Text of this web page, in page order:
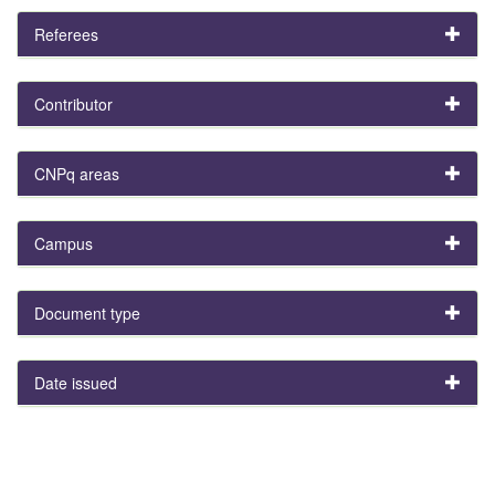
Referees
Contributor
CNPq areas
Campus
Document type
Date issued